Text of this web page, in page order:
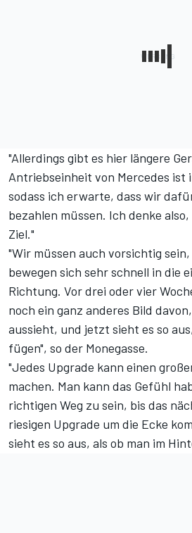
"Allerdings gibt es hier längere
Antriebseinheit von Mercedes ist
sodass ich erwarte, dass wir
bezahlen müssen. Ich denke
Ziel."
"Wir müssen auch vorsichtig
bewegen sich sehr schnell in die
Richtung. Vor drei oder vier
noch ein ganz anderes Bild
aussieht, und jetzt sieht es so
fügen", so der Monegasse.
"Jedes Upgrade kann einen
machen. Man kann das Gefühl
richtigen Weg zu sein, bis das
riesigen Upgrade um die Ecke
sieht es so aus, als ob man im